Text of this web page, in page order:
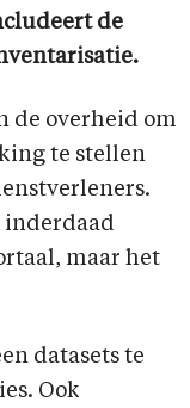
de
de overheid om
te stellen
inderdaad
maar het
datasets te
Ook